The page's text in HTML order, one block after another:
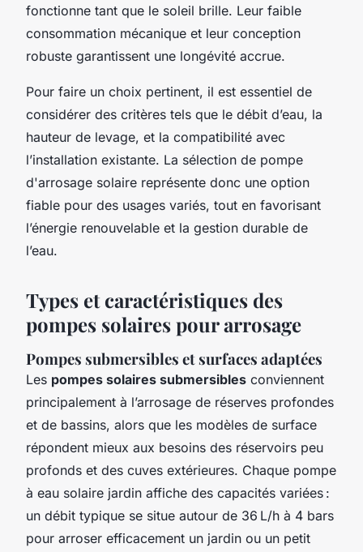
fonctionne tant que le soleil brille. Leur faible
consommation mécanique et leur conception
robuste garantissent une longévité accrue.
Pour faire un choix pertinent, il est essentiel de
considérer des critères tels que le débit d’eau, la
hauteur de levage, et la compatibilité avec
l’installation existante. La sélection de pompe
d'arrosage solaire représente donc une option
fiable pour des usages variés, tout en favorisant
l’énergie renouvelable et la gestion durable de
l’eau.
Types et caractéristiques des
pompes solaires pour arrosage
Pompes submersibles et surfaces adaptées
Les pompes solaires submersibles conviennent
principalement à l’arrosage de réserves profondes
et de bassins, alors que les modèles de surface
répondent mieux aux besoins des réservoirs peu
profonds et des cuves extérieures. Chaque pompe
à eau solaire jardin affiche des capacités variées :
un débit typique se situe autour de 36 L/h à 4 bars
pour arroser efficacement un jardin ou un petit